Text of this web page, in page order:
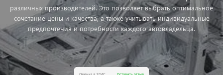
различных производителей. Это позволяет выбрать оптимальное
сочетание цены и качества, а также учитывать индивидуальные
предпочтения и потребности каждого автовладельца.